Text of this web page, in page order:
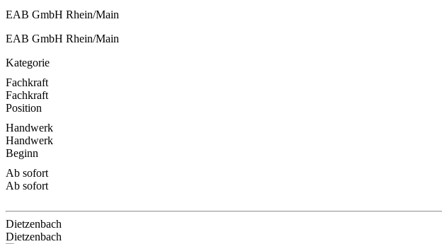
EAB GmbH Rhein/Main
EAB GmbH Rhein/Main
Kategorie
Fachkraft
Fachkraft
Position
Handwerk
Handwerk
Beginn
Ab sofort
Ab sofort
Dietzenbach
Dietzenbach